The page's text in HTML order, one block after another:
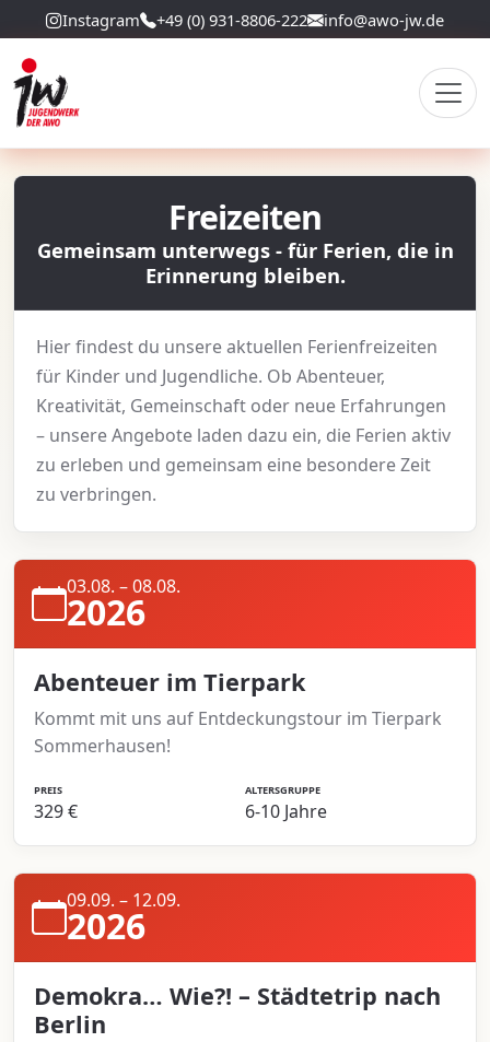
Instagram +49 (0) 931-8806-222 info@awo-jw.de
Freizeiten
Gemeinsam unterwegs - für Ferien, die in
Erinnerung bleiben.
Hier findest du unsere aktuellen Ferienfreizeiten
für Kinder und Jugendliche. Ob Abenteuer,
Kreativität, Gemeinschaft oder neue Erfahrungen
– unsere Angebote laden dazu ein, die Ferien aktiv
zu erleben und gemeinsam eine besondere Zeit
zu verbringen.
03.08. – 08.08.
2026
Abenteuer im Tierpark
Kommt mit uns auf Entdeckungstour im Tierpark
Sommerhausen!
PREIS
329 €
ALTERSGRUPPE
6-10 Jahre
09.09. – 12.09.
2026
Demokra… Wie?! – Städtetrip nach
Berlin